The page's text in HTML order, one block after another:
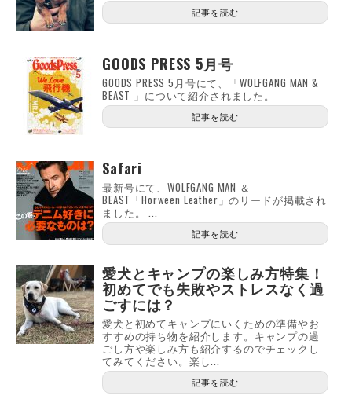
記事を読む
GOODS PRESS 5月号
GOODS PRESS 5月号にて、「WOLFGANG MAN &
BEAST 」について紹介されました。
記事を読む
Safari
最新号にて、WOLFGANG MAN ＆
BEAST「Horween Leather」のリードが掲載され
ました。 ...
記事を読む
愛犬とキャンプの楽しみ方特集！
初めてでも失敗やストレスなく過
ごすには？
愛犬と初めてキャンプにいくための準備やお
すすめの持ち物を紹介します。キャンプの過
ごし方や楽しみ方も紹介するのでチェックし
てみてください。楽し...
記事を読む